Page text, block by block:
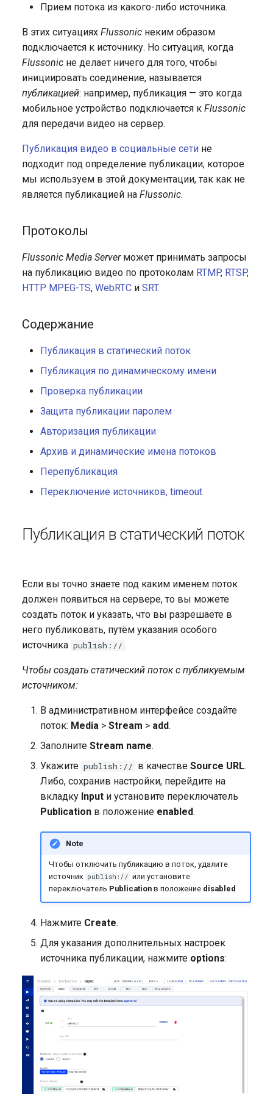
Публикация по RTSP
Публикация по MPEG-TS
Публикация по SRT
Публикация по WebRTC
Защита публикации
паролем
Авторизация публикации
Переключение источников,
timeout
Запрещение публикации
publish_forbidden в логах
Запись архива DVR на NAS
NFS
приложения
MSE-плеер
аудитории с низкой
задержкой
Редактирование названий
аудиодорожек в OTT
плейлистах/манифестах
(защита от кражи)
без бекенда
Axinom DRM
BuyDRM KeyOS
drmnow! DRM
DRMtoday DRM
PlayReady DRM
Сервер ключей
Прием потока из какого-либо источника.
В этих ситуациях Flussonic неким образом
подключается к источнику. Но ситуация, когда
Flussonic не делает ничего для того, чтобы
инициировать соединение, называется
публикацией: например, публикация — это когда
мобильное устройство подключается к Flussonic
для передачи видео на сервер.
Публикация видео в социальные сети не
подходит под определение публикации, которое
мы используем в этой документации, так как не
является публикацией на Flussonic.
Протоколы
Flussonic Media Serverможет принимать запросы
на публикацию видео по протоколам RTMP, RTSP,
HTTP MPEG-TS, WebRTC и SRT.
Содержание
Публикация в статический поток
Публикация по динамическому имени
Проверка публикации
Защита публикации паролем
Авторизация публикации
Архив и динамические имена потоков
Перепубликация
Переключение источников, timeout
Публикация в статический поток
Если вы точно знаете под каким именем поток
должен появиться на сервере, то вы можете
создать поток и указать, что вы разрешаете в
него публиковать, путём указания особого
источника publish:// .
Чтобы создать статический поток с публикуемым
источником:
В административном интерфейсе создайте
поток: Media > Stream > add.
Заполните Stream name.
Укажите publish:// в качестве Source URL.
Либо, сохранив настройки, перейдите на
вкладку Input и установите переключатель
Publication в положение enabled.
Note
Чтобы отключить публикацию в поток, удалите
источник publish:// или установите
переключатель Publicationв положение disabled
Нажмите Create.
Для указания дополнительных настроек
источника публикации, нажмите options: